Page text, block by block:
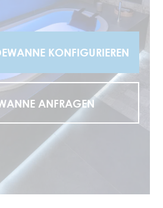
KONFIGURIEREN
ANFRAGEN